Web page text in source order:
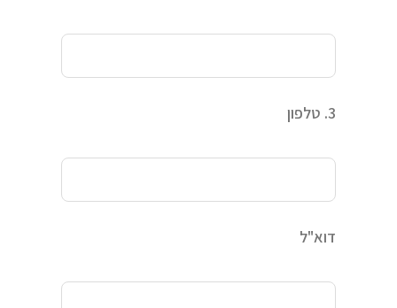
3. טלפון
דוא"ל